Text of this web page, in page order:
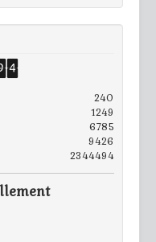
240
1249
6785
9426
2344494